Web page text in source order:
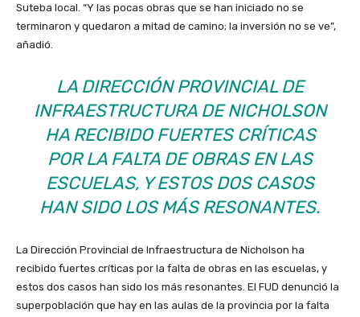
Suteba local. “Y las pocas obras que se han iniciado no se
terminaron y quedaron a mitad de camino; la inversión no se ve”,
añadió.
LA DIRECCIÓN PROVINCIAL DE
INFRAESTRUCTURA DE NICHOLSON
HA RECIBIDO FUERTES CRÍTICAS
POR LA FALTA DE OBRAS EN LAS
ESCUELAS, Y ESTOS DOS CASOS
HAN SIDO LOS MÁS RESONANTES.
La Dirección Provincial de Infraestructura de Nicholson ha
recibido fuertes críticas por la falta de obras en las escuelas, y
estos dos casos han sido los más resonantes. El FUD denunció la
superpoblación que hay en las aulas de la provincia por la falta